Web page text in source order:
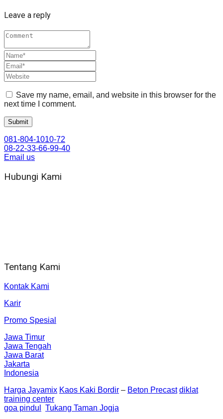
Leave a reply
Save my name, email, and website in this browser for the
next time I comment.
081-804-1010-72
08-22-33-66-99-40
Email us
Hubungi Kami
Tentang Kami
Kontak Kami
Karir
Promo Spesial
Jawa Timur
Jawa Tengah
Jawa Barat
Jakarta
Indonesia
Harga Jayamix Kaos Kaki Bordir – Beton Precast diklat
training center
goa pindul
Tukang Taman Jogja